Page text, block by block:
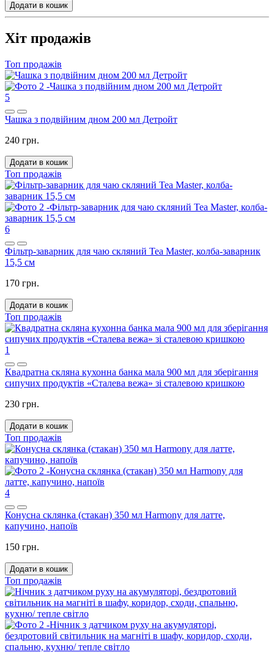
Додати в кошик
Хіт продажів
Топ продажів
5
Чашка з подвійним дном 200 мл Детройт
240 грн.
Додати в кошик
Топ продажів
6
Фільтр-заварник для чаю скляний Tea Master, колба-заварник
15,5 см
170 грн.
Додати в кошик
Топ продажів
1
Квадратна скляна кухонна банка мала 900 мл для зберігання
сипучих продуктів «Сталева вежа» зі сталевою кришкою
230 грн.
Додати в кошик
Топ продажів
4
Конусна склянка (стакан) 350 мл Harmony для латте,
капучино, напоїв
150 грн.
Додати в кошик
Топ продажів